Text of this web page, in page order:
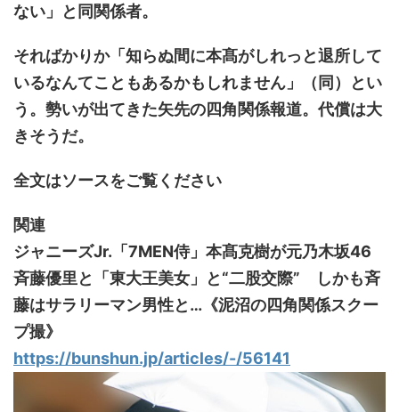
ない」と同関係者。
そればかりか「知らぬ間に本髙がしれっと退所して
いるなんてこともあるかもしれません」（同）とい
う。勢いが出てきた矢先の四角関係報道。代償は大
きそうだ。
全文はソースをご覧ください
関連
ジャニーズJr.「7MEN侍」本髙克樹が元乃木坂46
斉藤優里と「東大王美女」と“二股交際” しかも斉
藤はサラリーマン男性と…《泥沼の四角関係スクー
プ撮》
https://bunshun.jp/articles/-/56141